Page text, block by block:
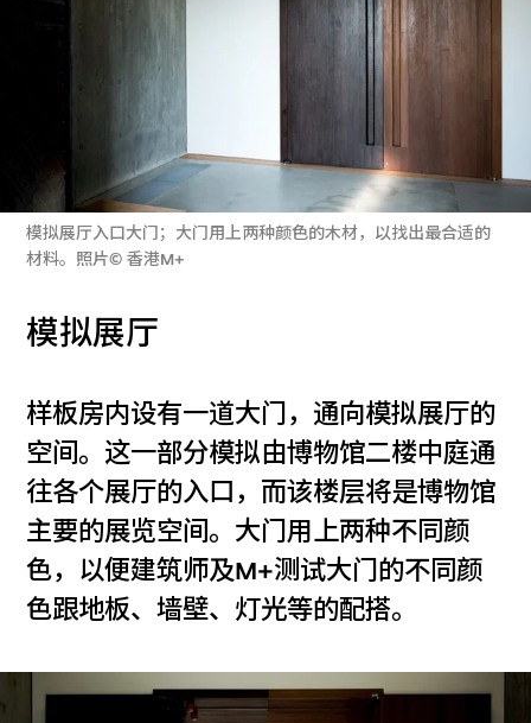
模拟展厅入口大门；大门用上两种颜色的木材，以找出最合适的
材料。照片© 香港M+
模拟展厅
样板房内设有一道大门，通向模拟展厅的
空间。这一部分模拟由博物馆二楼中庭通
往各个展厅的入口，而该楼层将是博物馆
主要的展览空间。大门用上两种不同颜
色，以便建筑师及M+测试大门的不同颜
色跟地板、墙壁、灯光等的配搭。